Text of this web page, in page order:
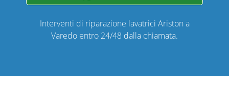
Interventi di riparazione lavatrici Ariston a
Varedo entro 24/48 dalla chiamata.